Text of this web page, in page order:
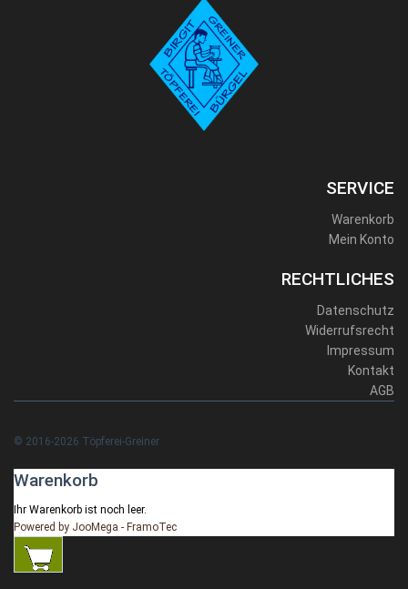
SERVICE
Warenkorb
Mein Konto
RECHTLICHES
Datenschutz
Widerrufsrecht
Impressum
Kontakt
AGB
© 2016-2026 Töpferei-Greiner
Warenkorb
Ihr Warenkorb ist noch leer.
Powered by JooMega - FramoTec